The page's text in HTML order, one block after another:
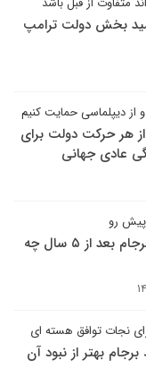
بخش دولت ترامپ
از دیپلماسی حمایت کنیم
از هر حرکت دولت برای
عادی جهانی
پیش رو
تکلیف پرونده برجام بعد از ۵ سال چه
نجات توافق هسته ای
بهتر از نبود آن